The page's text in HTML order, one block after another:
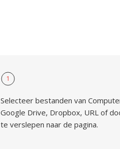
1
Selecteer bestanden van
Google Drive, Dropbox, URL of
te verslepen naar de pagina.